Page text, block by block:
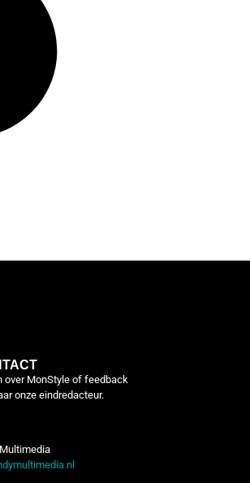
over MonStyle of feedback
onze eindredacteur.